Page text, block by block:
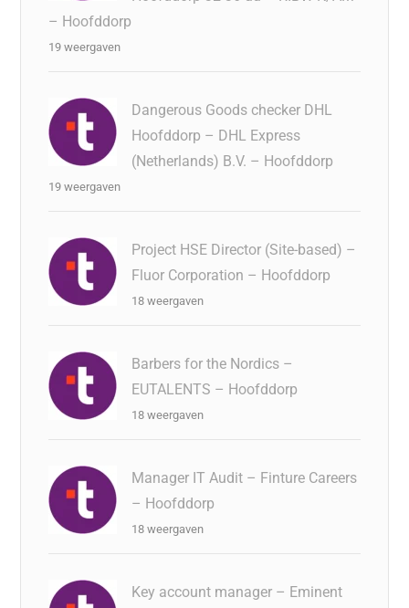
– Hoofddorp
19 weergaven
Dangerous Goods checker DHL
Hoofddorp – DHL Express
(Netherlands) B.V. – Hoofddorp
19 weergaven
Project HSE Director (Site-based) –
Fluor Corporation – Hoofddorp
18 weergaven
Barbers for the Nordics –
EUTALENTS – Hoofddorp
18 weergaven
Manager IT Audit – Finture Careers
– Hoofddorp
18 weergaven
Key account manager – Eminent